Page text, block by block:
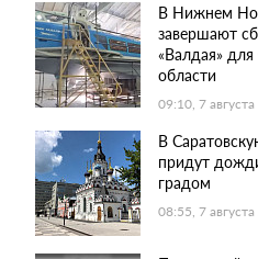
В Нижнем
завершают
«Валдая»
области
09:10, 7
В
придут
градом
08:55, 7